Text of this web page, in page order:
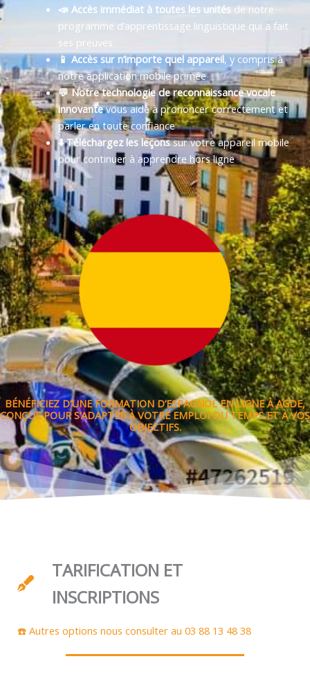
📣 Accès immédiat à toutes les unitésde notre
programme d’apprentissage linguistique qui a fait
ses preuves
📱 Accès sur n’importe quel appareil, y compris à
notre application mobile primée
💬 Notre technologie de reconnaissance vocale
innovantevous aide à prononcer correctement et
parler en toute confiance
⬇️ Téléchargez les leçonssur votre appareil mobile
pour continuer à apprendre hors ligne
BÉNÉFICIEZ D’UNE FORMATION D’ESPAGNOL EN LIGNE À AGDE,
CONÇUE POUR S’ADAPTER À VOTRE EMPLOI DU TEMPS ET À VOS
OBJECTIFS.
TARIFICATION ET
INSCRIPTIONS
☎️ Autres options nous consulter au 03 88 13 48 38